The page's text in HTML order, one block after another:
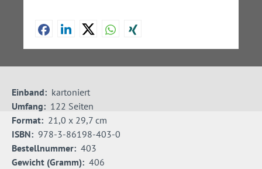
Einband: kartoniert
Umfang: 122 Seiten
Format: 21,0 x 29,7 cm
ISBN: 978-3-86198-403-0
Bestellnummer: 403
Gewicht (Gramm): 406